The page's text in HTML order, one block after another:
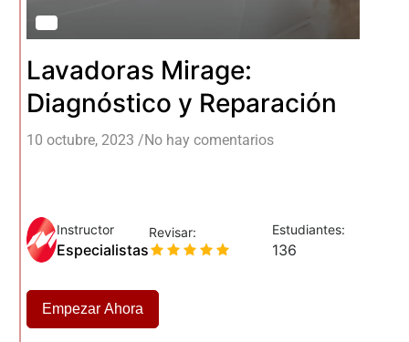
Lavadoras Mirage:
Diagnóstico y Reparación
10 octubre, 2023 / No hay comentarios
Instructor
Especialistas
Revisar: Estudiantes:
136
Empezar Ahora